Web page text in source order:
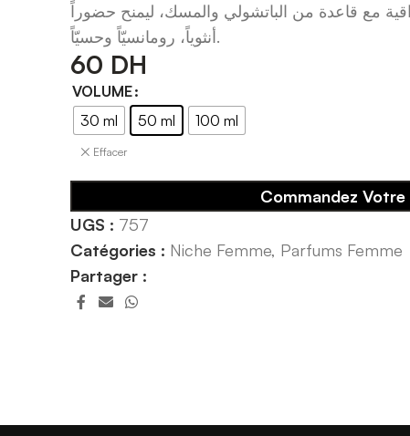
مع قاعدة من الباتشولي والمسك، ليمنح حضوراً
أنثوياً، رومانسيّاً وحسيّاً.
60 DH
VOLUME
30 ml
50 ml 100 ml
Effacer
Commandez Votre
UGS : 757
Catégories : Niche Femme, Parfums Femme
Partager :